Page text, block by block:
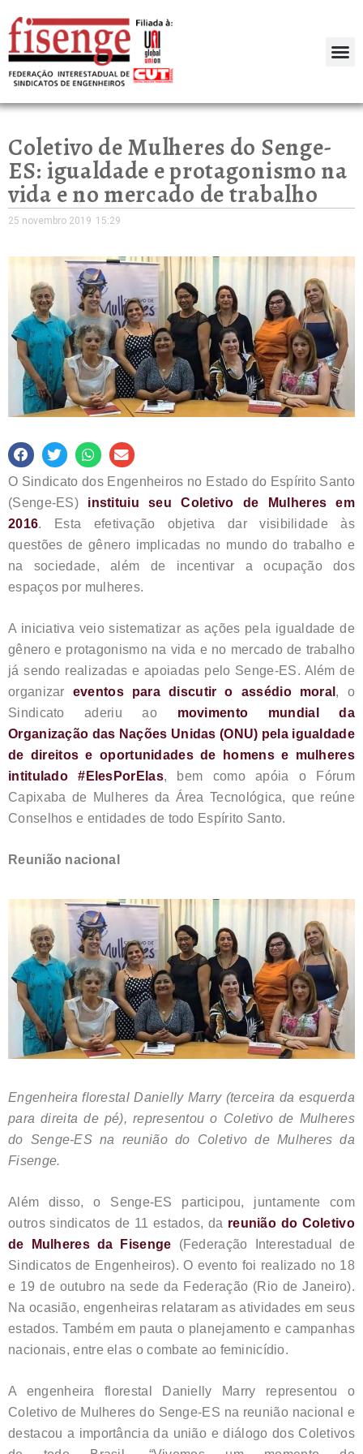
Coletivo de Mulheres do Senge-
ES: igualdade e protagonismo na
vida e no mercado de trabalho
25 novembro 2019 15:29
O Sindicato dos Engenheiros no Estado do Espírito Santo
(Senge-ES) instituiu seu Coletivo de Mulheres em
2016. Esta efetivação objetiva dar visibilidade às
questões de gênero implicadas no mundo do trabalho e
na sociedade, além de incentivar a ocupação dos
espaços por mulheres.
A iniciativa veio sistematizar as ações pela igualdade de
gênero e protagonismo na vida e no mercado de trabalho
já sendo realizadas e apoiadas pelo Senge-ES. Além de
organizar eventos para discutir o assédio moral , o
Sindicato aderiu ao movimento mundial da
Organização das Nações Unidas (ONU) pela igualdade
de direitos e oportunidades de homens e mulheres
intitulado #ElesPorElas, bem como apóia o Fórum
Capixaba de Mulheres da Área Tecnológica, que reúne
Conselhos e entidades de todo Espírito Santo.
Reunião nacional
Engenheira florestal Danielly Marry (terceira da esquerda
para direita de pé), representou o Coletivo de Mulheres
do Senge-ES na reunião do Coletivo de Mulheres da
Fisenge.
Além disso, o Senge-ES participou, juntamente com
outros sindicatos de 11 estados, da reunião do Coletivo
de Mulheres da Fisenge (Federação Interestadual de
Sindicatos de Engenheiros). O evento foi realizado no 18
e 19 de outubro na sede da Federação (Rio de Janeiro).
Na ocasião, engenheiras relataram as atividades em seus
estados. Também em pauta o planejamento e campanhas
nacionais, entre elas o combate ao feminicídio.
A engenheira florestal Danielly Marry representou o
Coletivo de Mulheres do Senge-ES na reunião nacional e
destacou a importância da união e diálogo dos Coletivos